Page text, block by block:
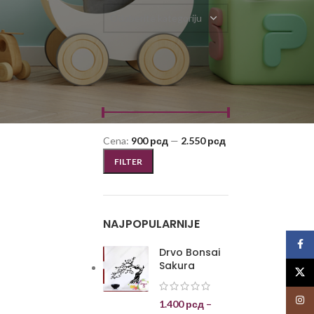
Odaberite kategoriju
FILTRIRAJ PO CENI
FILTER
Cena: 900 рсд — 2.550 рсд
NAJPOPULARNIJE
Drvo Bonsai
Sakura
1.400рсд –